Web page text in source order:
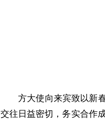
方大使向来宾致以新
交往日益密切，务实合作